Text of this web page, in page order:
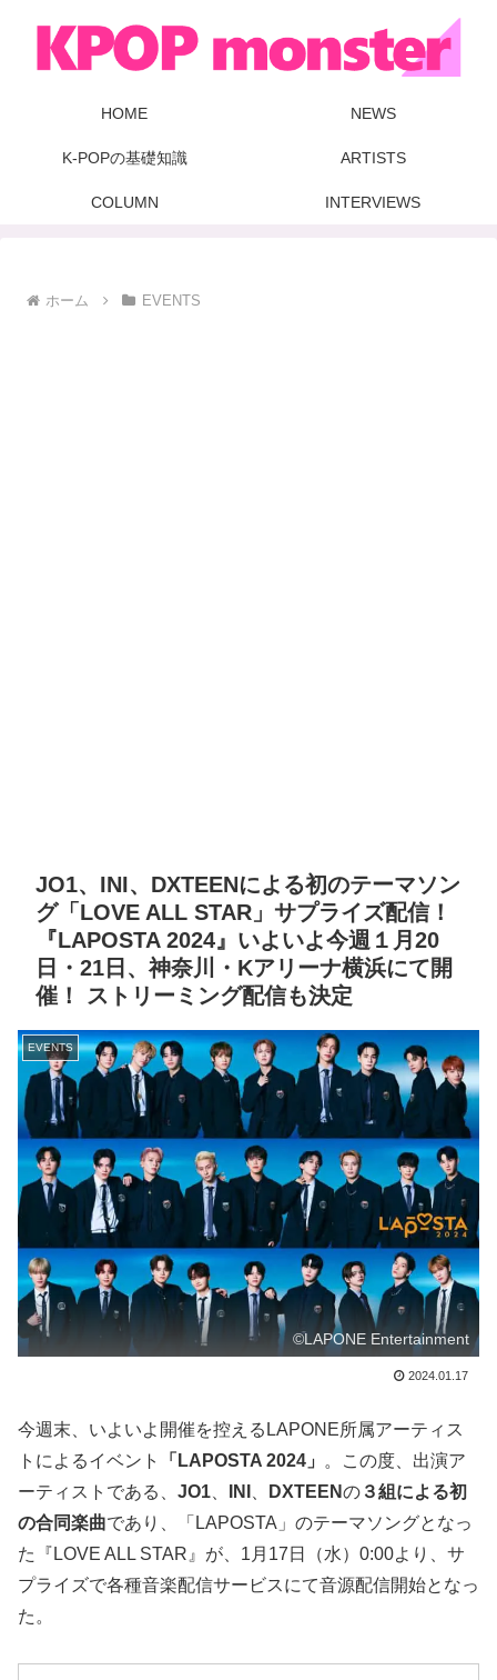
HOME NEWS
K-POPの基礎知識 ARTISTS
COLUMN INTERVIEWS
ホーム EVENTS
JO1、INI、DXTEENによる初のテーマソン
グ「LOVE ALL STAR」サプライズ配信！
『LAPOSTA 2024』いよいよ今週１月20
日・21日、神奈川・Kアリーナ横浜にて開
催！ ストリーミング配信も決定
EVENTS
©LAPONE Entertainment
2024.01.17
今週末、いよいよ開催を控えるLAPONE所属アーティス
トによるイベント
「LAPOSTA 2024」
。この度、出演ア
ーティストである、 JO1 INI DXTEENの ３組による初
の合同楽曲であり、「LAPOSTA」のテーマソングとなっ
た『LOVE ALL STAR』が、1月17日（水）0:00より、サ
プライズで各種⾳楽配信サービスにて⾳源配信開始となっ
た。